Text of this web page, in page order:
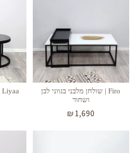
Firo | שולחן מלבני בגווני לבן
ושחור
₪1,690